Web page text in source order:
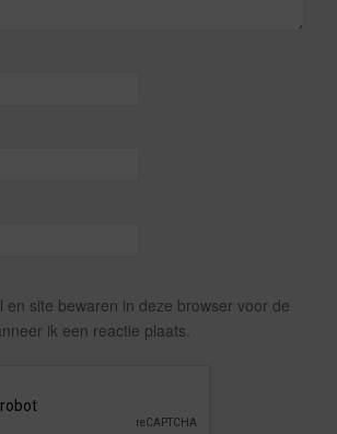
en site bewaren in deze browser voor de
ik een reactie plaats.